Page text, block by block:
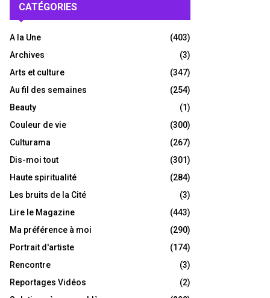
CATÉGORIES
A la Une
(403)
Archives
(3)
Arts et culture
(347)
Au fil des semaines
(254)
Beauty
(1)
Couleur de vie
(300)
Culturama
(267)
Dis-moi tout
(301)
Haute spiritualité
(284)
Les bruits de la Cité
(3)
Lire le Magazine
(443)
Ma préférence à moi
(290)
Portrait d'artiste
(174)
Rencontre
(3)
Reportages Vidéos
(2)